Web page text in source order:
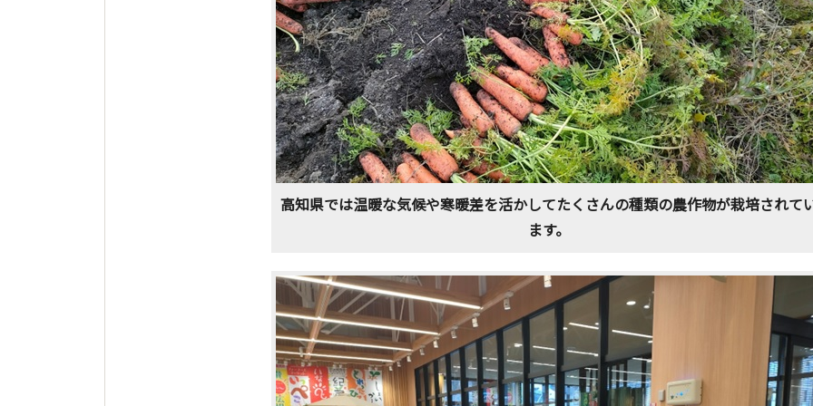
高知県では温暖な気候や寒暖差を活かしてたくさんの種類の農作物が栽培されて
ます。